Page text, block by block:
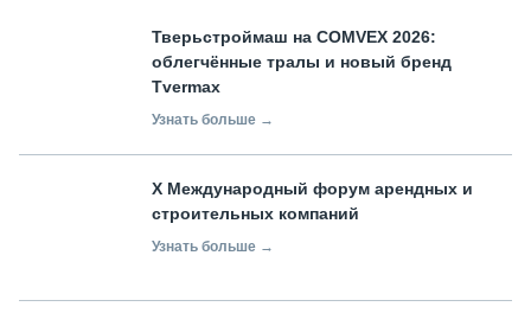
Тверьстроймаш на COMVEX 2026:
облегчённые тралы и новый бренд
Tvermax
Узнать больше →
X Международный форум арендных и
строительных компаний
Узнать больше →